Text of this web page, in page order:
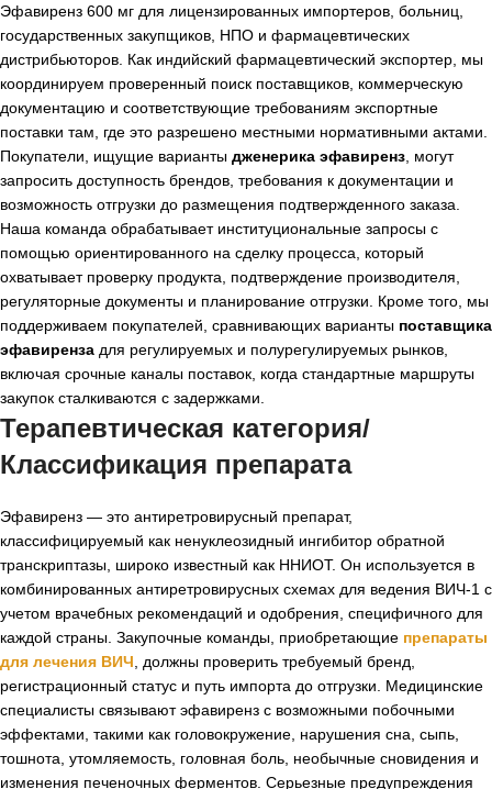
Эфавиренз 600 мг для лицензированных импортеров, больниц,
государственных закупщиков, НПО и фармацевтических
дистрибьюторов. Как индийский фармацевтический экспортер, мы
координируем проверенный поиск поставщиков, коммерческую
документацию и соответствующие требованиям экспортные
поставки там, где это разрешено местными нормативными актами.
Покупатели, ищущие варианты дженерика эфавиренз , могут
запросить доступность брендов, требования к документации и
возможность отгрузки до размещения подтвержденного заказа.
Наша команда обрабатывает институциональные запросы с
помощью ориентированного на сделку процесса, который
охватывает проверку продукта, подтверждение производителя,
регуляторные документы и планирование отгрузки. Кроме того, мы
поддерживаем покупателей, сравнивающих варианты поставщика
эфавиренза для регулируемых и полурегулируемых рынков,
включая срочные каналы поставок, когда стандартные маршруты
закупок сталкиваются с задержками.
Терапевтическая категория/
Классификация препарата
Эфавиренз — это антиретровирусный препарат,
классифицируемый как ненуклеозидный ингибитор обратной
транскриптазы, широко известный как ННИОТ. Он используется в
комбинированных антиретровирусных схемах для ведения ВИЧ-1 с
учетом врачебных рекомендаций и одобрения, специфичного для
каждой страны. Закупочные команды, приобретающие препараты
для лечения ВИЧ , должны проверить требуемый бренд,
регистрационный статус и путь импорта до отгрузки. Медицинские
специалисты связывают эфавиренз с возможными побочными
эффектами, такими как головокружение, нарушения сна, сыпь,
тошнота, утомляемость, головная боль, необычные сновидения и
изменения печеночных ферментов. Серьезные предупреждения